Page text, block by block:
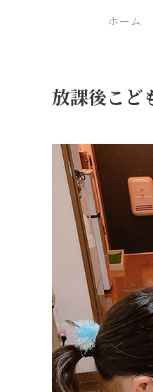
ホーム
放課後こど